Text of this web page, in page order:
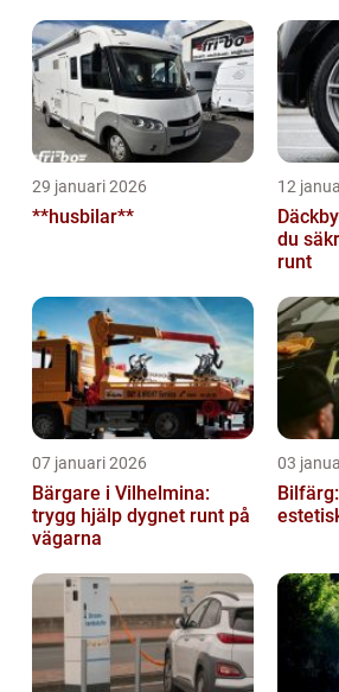
29 januari 2026
**husbilar**
12
du
runt
07 januari 2026
Bärgare i Vilhelmina:
trygg hjälp dygnet runt på
vägarna
03